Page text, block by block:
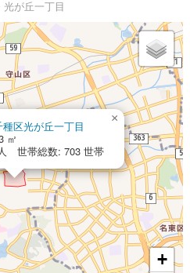
光が丘一丁目
区光が丘一丁目
㎡
世帯総数: 703 世帯
×
+